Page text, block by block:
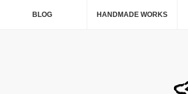
BLOG HANDMADE WORKS